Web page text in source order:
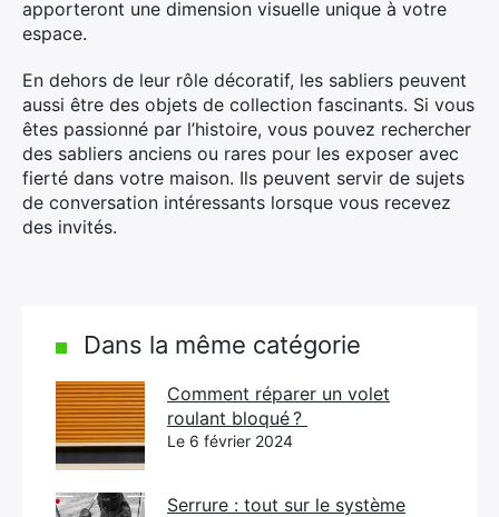
apporteront une dimension visuelle unique à votre
espace.
En dehors de leur rôle décoratif, les sabliers peuvent
aussi être des objets de collection fascinants. Si vous
êtes passionné par l’histoire, vous pouvez rechercher
des sabliers anciens ou rares pour les exposer avec
fierté dans votre maison. Ils peuvent servir de sujets
de conversation intéressants lorsque vous recevez
des invités.
Dans la même catégorie
Comment réparer un volet
roulant bloqué ?
Le 6 février 2024
Serrure : tout sur le système